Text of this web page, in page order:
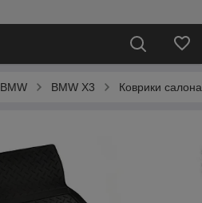
BMW BMW X3 Коврики